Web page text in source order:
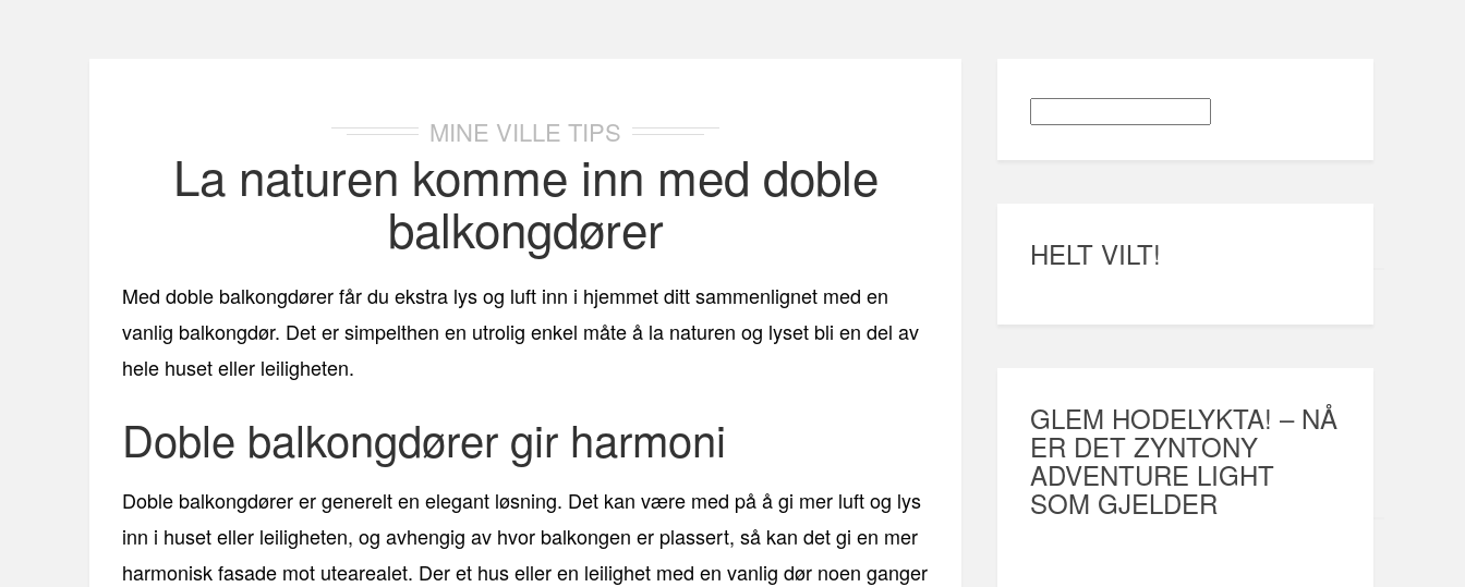
MINE VILLE TIPS
La naturen komme inn med doble
balkongdører
Med doble balkongdører får du ekstra lys og luft inn i hjemmet ditt sammenlignet med en
vanlig balkongdør. Det er simpelthen en utrolig enkel måte å la naturen og lyset bli en del av
hele huset eller leiligheten.
Doble balkongdører gir harmoni
Doble balkongdører er generelt en elegant løsning. Det kan være med på å gi mer luft og lys
inn i huset eller leiligheten, og avhengig av hvor balkongen er plassert, så kan det gi en mer
harmonisk fasade mot utearealet. Der et hus eller en leilighet med en vanlig dør noen ganger
HELT VILT!
GLEM HODELYKTA! – NÅ
ER DET ZYNTONY
ADVENTURE LIGHT
SOM GJELDER